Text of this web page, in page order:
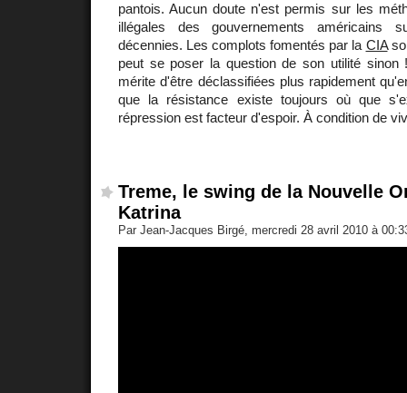
pantois. Aucun doute n'est permis sur les
illégales des gouvernements américains
décennies. Les complots fomentés par la CIA
peut se poser la question de son utilité sinon
mérite d'être déclassifiées plus rapidement
que la résistance existe toujours où que
répression est facteur d'espoir. À condition de
Treme, le swing de la Nouvelle
Katrina
Par Jean-Jacques Birgé, mercredi 28 avril 2010 à